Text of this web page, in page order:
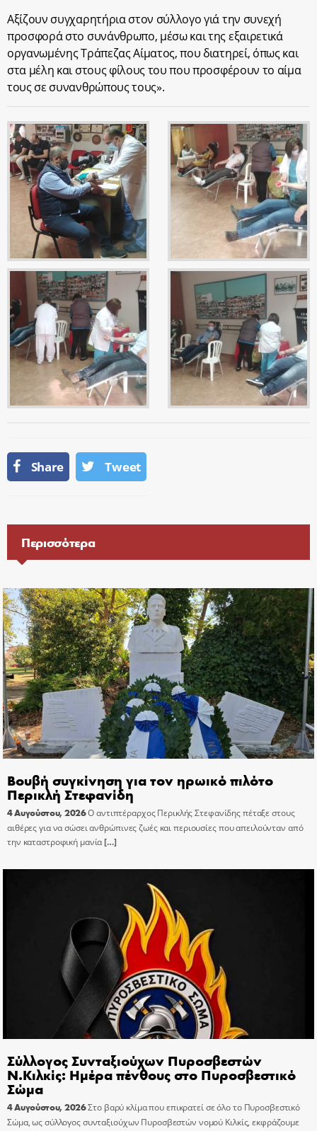
Αξίζουν συγχαρητήρια στον σύλλογο γιά την συνεχή
προσφορά στο συνάνθρωπο, μέσω και της εξαιρετικά
οργανωμένης Τράπεζας Αίματος, που διατηρεί, όπως και
στα μέλη και στους φίλους του που προσφέρουν το αίμα
τους σε συνανθρώπους τους».
Share Tweet
Περισσότερα
Βουβή συγκίνηση για τον ηρωικό πιλότο
Περικλή Στεφανίδη
4 Αυγούστου, 2026Ο αντιπτέραρχος Περικλής Στεφανίδης πέταξε στους
αιθέρες για να σώσει ανθρώπινες ζωές και περιουσίες που απειλούνταν από
την καταστροφική μανία[…]
Σύλλογος Συνταξιούχων Πυροσβεστών
Ν.Κιλκίς: Ημέρα πένθους στο Πυροσβεστικό
Σώμα
4 Αυγούστου, 2026Στο βαρύ κλίμα που επικρατεί σε όλο το Πυροσβεστικό
Σώμα, ως σύλλογος συνταξιούχων Πυροσβεστών νομού Κιλκίς, εκφράζουμε